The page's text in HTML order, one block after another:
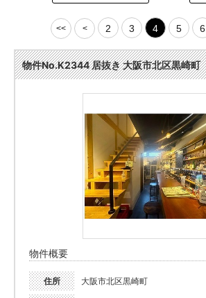
<< < 2 3 4 5 6
物件No.K2344 居抜き 大阪市北区黒崎町
物件概要
住所 大阪市北区黒崎町